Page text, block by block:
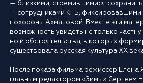
— близкими, стремившимися
— сотрудниками КГБ, фиксировавшими
похороны Ахматовой. Вместе эти
возможность увидеть не только
но и обстоятельства, в которых
существовала русская культура XX
После показа фильма режиссер Елена
главным редактором «Зимы» Сергеем